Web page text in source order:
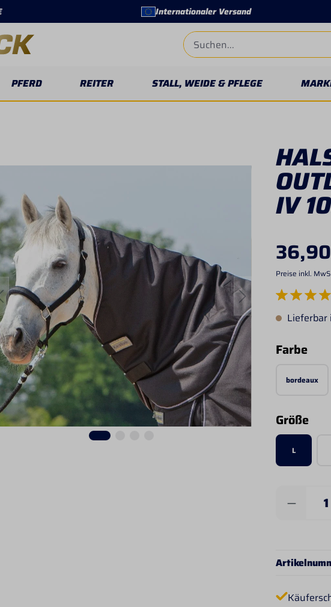
Internationaler Versand
PFERD REITER STALL, WEIDE & PFLEGE
IV
Preise inkl.
Farbe
bordeaux
Größe
L